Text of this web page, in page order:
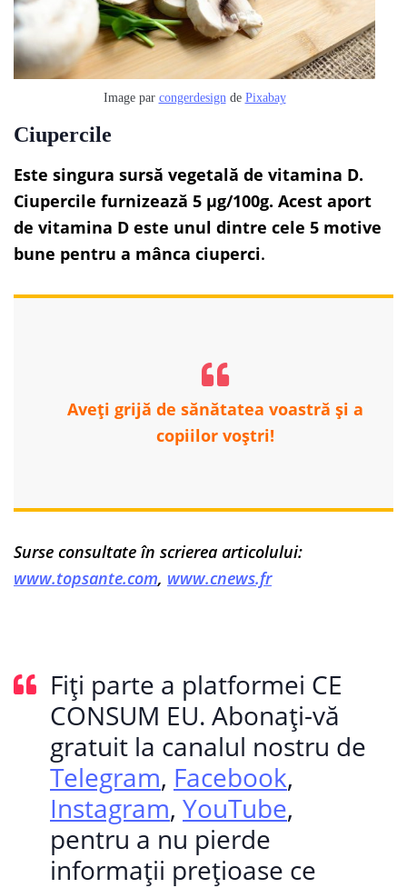
Image par congerdesign de Pixabay
Ciupercile
Este singura sursă vegetală de vitamina D.
Ciupercile furnizează 5 µg/100g. Acest aport
de vitamina D este unul dintre cele 5 motive
bune pentru a mânca ciuperci.
Aveți grijă de sănătatea voastră și a
copiilor voștri!
Surse consultate în scrierea articolului:
www.topsante.com, www.cnews.fr
Fiți parte a platformei CE
CONSUM EU. Abonați-vă
gratuit la canalul nostru de
Telegram, Facebook,
Instagram, YouTube,
pentru a nu pierde
informații prețioase ce